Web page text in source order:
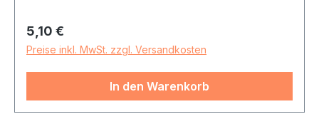
Regulärer Preis:
5,10 €
Preise inkl. MwSt. zzgl. Versandkosten
In den Warenkorb